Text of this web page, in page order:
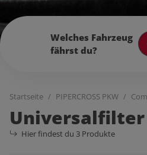
Welches Fahrzeug
fährst du?
Startseite PIPERCROSS PKW
Universalfilter
Hier findest du 3 Produkte